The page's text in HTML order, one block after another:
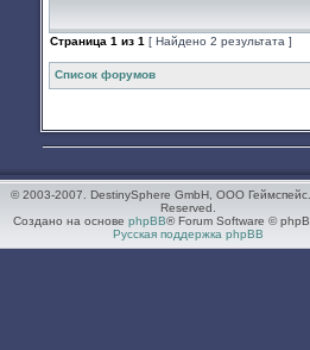
нет
новых
сообщений.
Страница 1 из 1 [ Найдено 2 результата ]
Список форумов
© 2003-2007. DestinySphere GmbH, ООО
Reserved.
Создано на основе phpBB® Forum Software ©
Русская поддержка phpBB